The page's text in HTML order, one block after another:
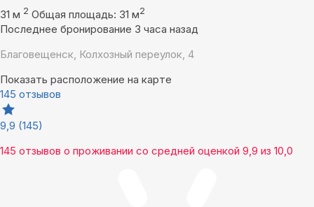
31 м 2 Общая площадь: 31 м2
Последнее бронирование 3 часа назад
Благовещенск, Колхозный переулок, 4
Показать расположение на карте
145 отзывов
9,9 (145)
145 отзывов о проживании со средней оценкой 9,9 из 10,0